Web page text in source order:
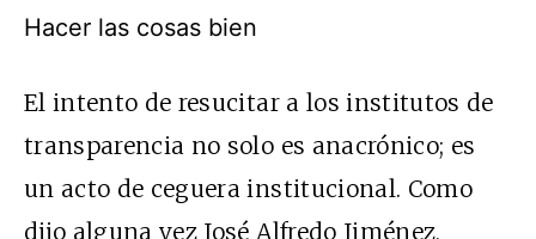
Hacer las cosas bien
El intento de resucitar a los institutos de
transparencia no solo es anacrónico; es
un acto de ceguera institucional. Como
dijo alguna vez José Alfredo Jiménez,